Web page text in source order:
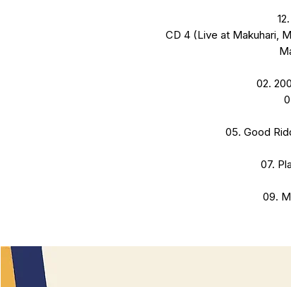
CD 4 (Live at Makuhari,
02.
05. Good
07.
09.